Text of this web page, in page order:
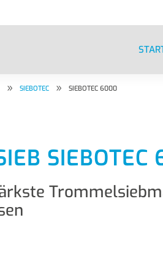
9 SIEBOTEC 9 SIEBOTEC 6000